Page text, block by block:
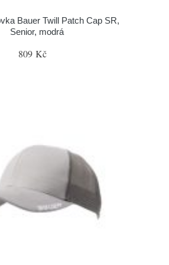
Bauer Twill Patch Cap SR,
Senior, modrá
809 Kč